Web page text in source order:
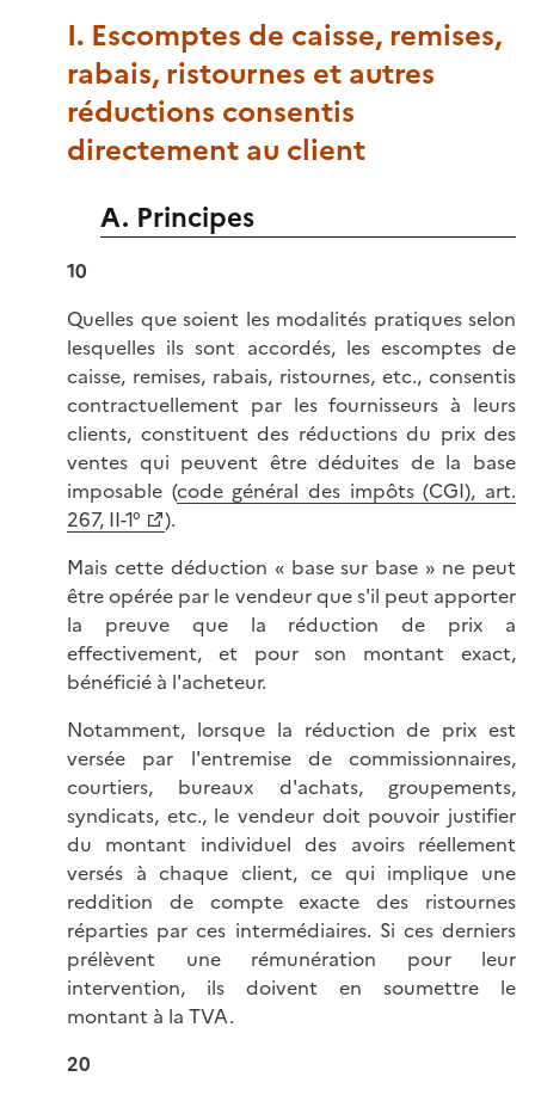
I. Escomptes de caisse, remises,
rabais, ristournes et autres
réductions consentis
directement au client
A. Principes
10
Quelles que soient les modalités pratiques selon
lesquelles ils sont accordés, les escomptes de
caisse, remises, rabais, ristournes, etc., consentis
contractuellement par les fournisseurs à leurs
clients, constituent des réductions du prix des
ventes qui peuvent être déduites de la base
imposable (code général des impôts (CGI), art.
267, II-1°
).
Mais cette déduction « base sur base » ne peut
être opérée par le vendeur que s'il peut apporter
la preuve que la réduction de prix a
effectivement, et pour son montant exact,
bénéficié à l'acheteur.
Notamment, lorsque la réduction de prix est
versée par l'entremise de commissionnaires,
courtiers, bureaux d'achats, groupements,
syndicats, etc., le vendeur doit pouvoir justifier
du montant individuel des avoirs réellement
versés à chaque client, ce qui implique une
reddition de compte exacte des ristournes
réparties par ces intermédiaires. Si ces derniers
prélèvent une rémunération pour leur
intervention, ils doivent en soumettre le
montant à la TVA.
20